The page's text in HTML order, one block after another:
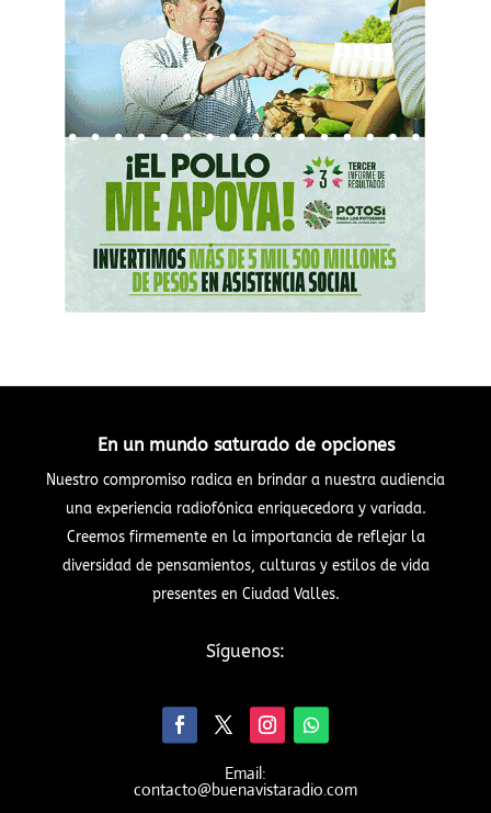
En un mundo saturado de opciones
Nuestro compromiso radica en brindar a nuestra audiencia
una experiencia radiofónica enriquecedora y variada.
Creemos firmemente en la importancia de reflejar la
diversidad de pensamientos, culturas y estilos de vida
presentes en Ciudad Valles.
Síguenos:
Email:
contacto@buenavistaradio.com